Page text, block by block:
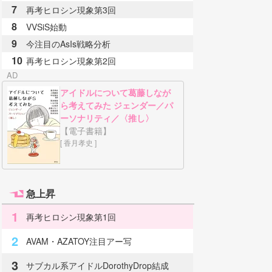
7 再考ヒロシン現象第3回
8 VVSiS始動
9 今注目のAsIs戦略分析
10 再考ヒロシン現象第2回
アイドルについて葛藤しなが
ら考えてみた ジェンダー／パ
ーソナリティ／〈推し〉
【電子書籍】
[ 香月孝史 ]
急上昇
1 再考ヒロシン現象第1回
2 AVAM・AZATOY注目アー写
3 サブカル系アイドルDorothyDrop結成